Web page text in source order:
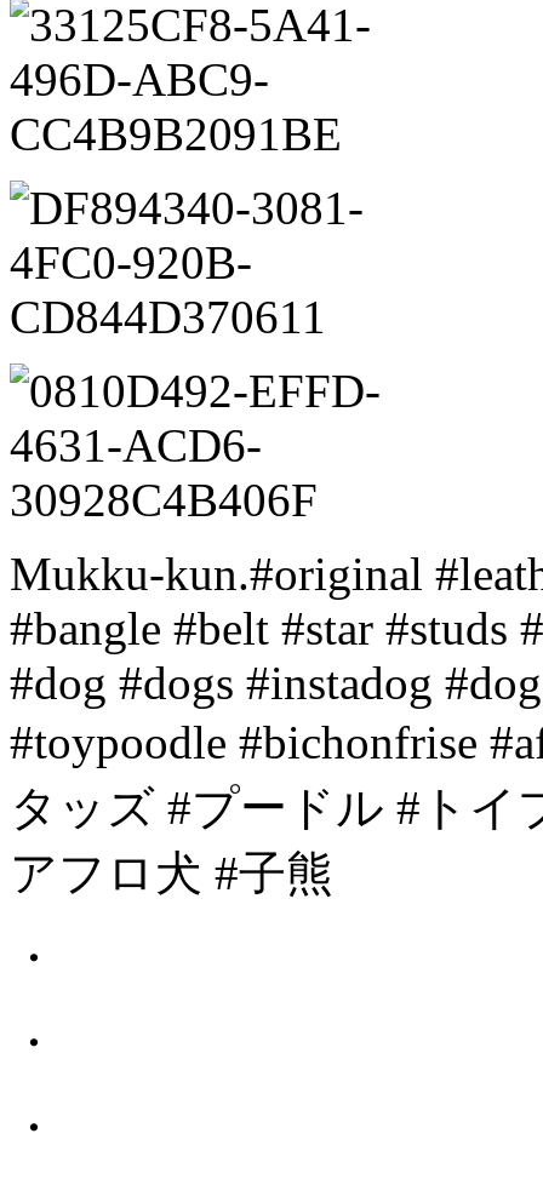
Mukku-kun.#original
#bangle #belt #star #studs
#dog #dogs #instadog
#toypoodle #bichonfrise
タッズ #プードル #ト
アフロ犬 #子熊
・
・
・